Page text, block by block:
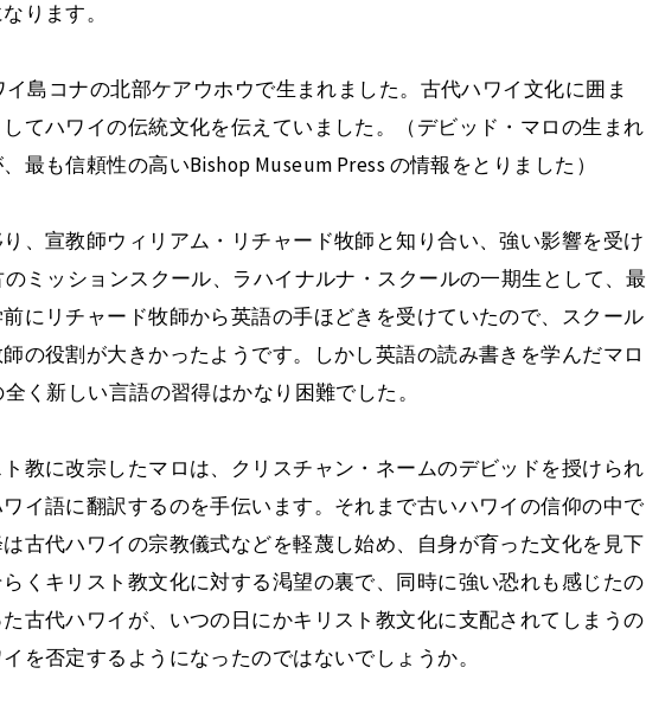
ります。
島コナの北部ケアウホウで生まれました。古代ハワイ文化に囲ま
てハワイの伝統文化を伝えていました。（デビッド・マロの生まれ
最も信頼性の高いBishop Museum Press の情報をとりました）
、宣教師ウィリアム・リチャード牧師と知り合い、強い影響を受け
ミッションスクール、ラハイナルナ・スクールの一期生として、最
にリチャード牧師から英語の手ほどきを受けていたので、スクール
の役割が大きかったようです。しかし英語の読み書きを学んだマロ
く新しい言語の習得はかなり困難でした。
教に改宗したマロは、クリスチャン・ネームのデビッドを授けられ
イ語に翻訳するのを手伝います。それまで古いハワイの信仰の中で
古代ハワイの宗教儀式などを軽蔑し始め、自身が育った文化を見下
くキリスト教文化に対する渇望の裏で、同時に強い恐れも感じたの
古代ハワイが、いつの日にかキリスト教文化に支配されてしまうの
を否定するようになったのではないでしょうか。